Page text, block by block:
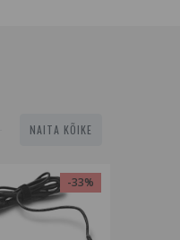
NAITA KÕIKE
-33%